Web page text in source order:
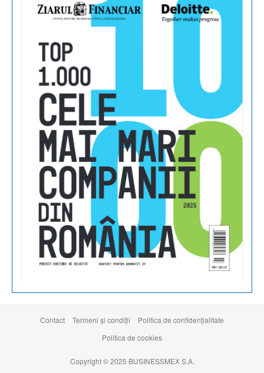
Contact Termeni şi condiţii
Politica de confidențialitate
Politica de cookies
Copyright © 2025 BUSINESSMEX S.A.